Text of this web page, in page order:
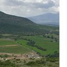
con
en